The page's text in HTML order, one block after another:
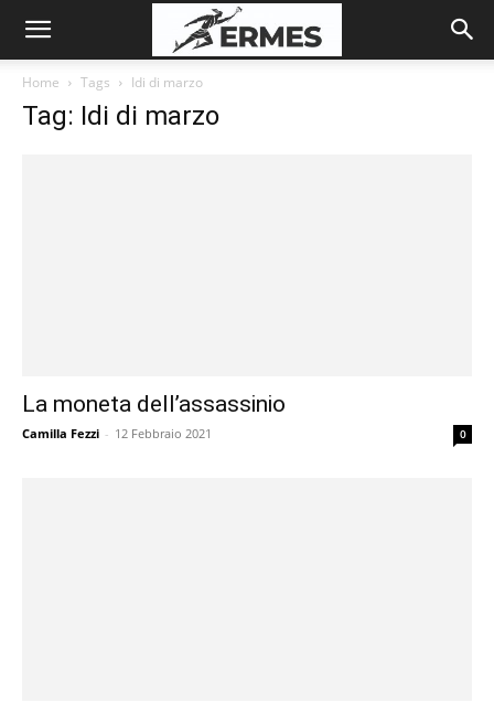
Home Tags Idi di marzo
Tag: Idi di marzo
La moneta dell’assassinio
Camilla Fezzi - 12 Febbraio 2021 0